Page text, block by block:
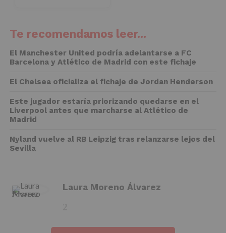
Te recomendamos leer...
El Manchester United podría adelantarse a FC
Barcelona y Atlético de Madrid con este fichaje
El Chelsea oficializa el fichaje de Jordan Henderson
Este jugador estaría priorizando quedarse en el
Liverpool antes que marcharse al Atlético de
Madrid
Nyland vuelve al RB Leipzig tras relanzarse lejos del
Sevilla
Laura Moreno Álvarez